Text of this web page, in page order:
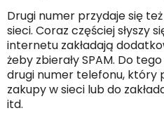
Drugi numer przydaje się
sieci. Coraz częściej słyszy
internetu zakładają
żeby zbierały SPAM. Do
drugi numer telefonu, który
zakupy w sieci lub do
itd.